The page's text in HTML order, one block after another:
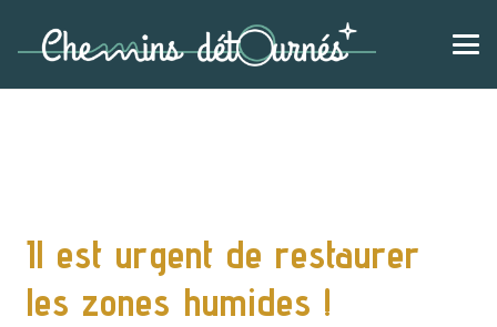
Il est urgent de restaurer
les zones humides !